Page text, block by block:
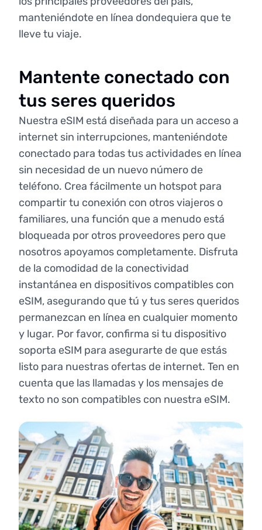
manteniéndote en línea dondequiera que te
lleve tu viaje.
Mantente conectado con
tus seres queridos
Nuestra eSIM está diseñada para un acceso a
internet sin interrupciones, manteniéndote
conectado para todas tus actividades en línea
sin necesidad de un nuevo número de
teléfono. Crea fácilmente un hotspot para
compartir tu conexión con otros viajeros o
familiares, una función que a menudo está
bloqueada por otros proveedores pero que
nosotros apoyamos completamente. Disfruta
de la comodidad de la conectividad
instantánea en dispositivos compatibles con
eSIM, asegurando que tú y tus seres queridos
permanezcan en línea en cualquier momento
y lugar. Por favor, confirma si tu dispositivo
soporta eSIM para asegurarte de que estás
listo para nuestras ofertas de internet. Ten en
cuenta que las llamadas y los mensajes de
texto no son compatibles con nuestra eSIM.